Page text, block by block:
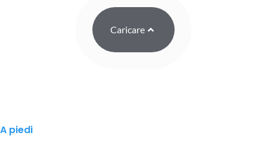
Caricare
A piedi